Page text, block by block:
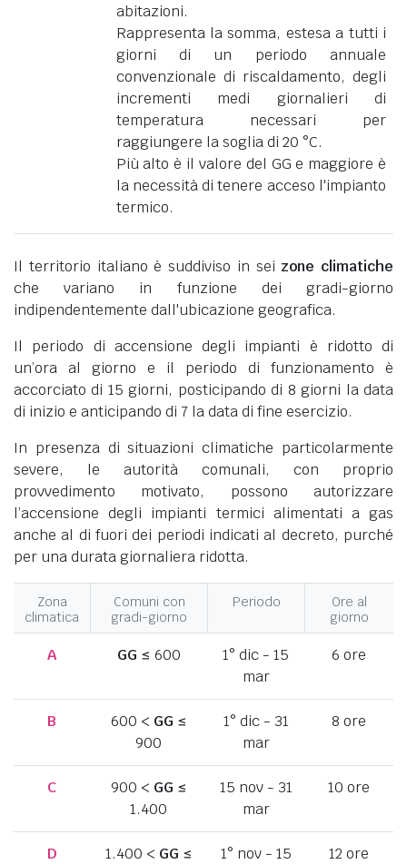
abitazioni.
Rappresenta la somma, estesa a tutti i
giorni di un periodo annuale
convenzionale di riscaldamento, degli
incrementi medi giornalieri di
temperatura necessari per
raggiungere la soglia di 20 °C.
Più alto è il valore del GG e maggiore è
la necessità di tenere acceso l'impianto
termico.
Il territorio italiano è suddiviso in sei zone climatiche
che variano in funzione dei gradi-giorno
indipendentemente dall'ubicazione geografica.
Il periodo di accensione degli impianti è ridotto di
un’ora al giorno e il periodo di funzionamento è
accorciato di 15 giorni, posticipando di 8 giorni la data
di inizio e anticipando di 7 la data di fine esercizio.
In presenza di situazioni climatiche particolarmente
severe, le autorità comunali, con proprio
provvedimento motivato, possono autorizzare
l’accensione degli impianti termici alimentati a gas
anche al di fuori dei periodi indicati al decreto, purché
per una durata giornaliera ridotta.
Zona
climatica
Comuni con
gradi-giorno
Periodo
Ore al
giorno
A GG ≤ 600
1° dic - 15
mar
6 ore
B 600 < GG ≤
900
1° dic - 31
mar
8 ore
C 900 < GG ≤
1.400
15 nov - 31
mar
10 ore
D 1.400 < GG ≤
1° nov - 15
12 ore